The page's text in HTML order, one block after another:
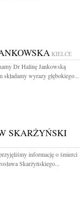
KIELCE
Dr Halinę Jankowską
wyrazy głębokiego...
SKARŻYŃSKI
informację o śmierci
Skarżyńskiego...